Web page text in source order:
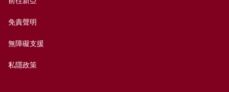
免責聲明
無障礙支援
私隱政策